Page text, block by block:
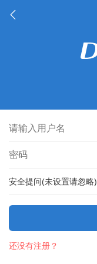
安全提问(未设置请忽略)
还没有注册？